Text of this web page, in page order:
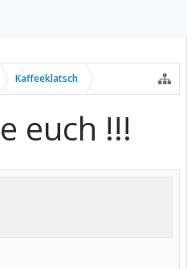
Kaffeeklatsch
euch !!!